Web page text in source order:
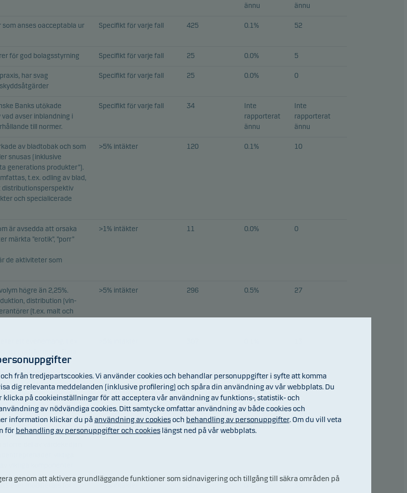
ännu
ännu
anses oacceptabla ur
Specifikt för varje fall 425 0.1% 52
för god bolagsstyrning Specifikt för varje fall 25 0.0% 5
har svag
Specifikt för varje fall 25 0.0% 0
Banks utökade
avser inblandning i
till normer.
Specifikt för varje fall 34
Inte
rapporterat
ännu
Inte
rapporterat
ännu
av bladtobak och som
snusas (inklusive
generations produkter”).
t.ex. odling av blad,
distributionsperspektiv
och specialicerade
>5% intäkter 120 0.1% 10
är avsedda att orsaka
märkta ”erotik”, ”porr”
de aktiviteter som
>1% intäkter 11 0.0% 0
högre än 2,25%.
distribution (vin-
(t.ex. malt och
>5% intäkter 296 0.5% 27
kasinon,
viktiga komponenter.
>0% intäkter
eller modifierats för
>5% intäkter 0.7%
från tredjepartscookies. Vi använder cookies och behandlar personuppgifter i syfte att komma
dig relevanta meddelanden (inklusive profilering) och spåra din användning av vår webbplats. Du
på cookieinställningar för att acceptera vår användning av funktions-, statistik- och
av nödvändiga cookies. Ditt samtycke omfattar användning av både cookies och
information klickar du påanvändning av cookiesoch behandling av personuppgifter. Om du vill veta
för behandling av personuppgifter och cookies längst ned på vår webbplats.
genom att aktivera grundläggande funktioner som sidnavigering och tillgång till säkra områden på